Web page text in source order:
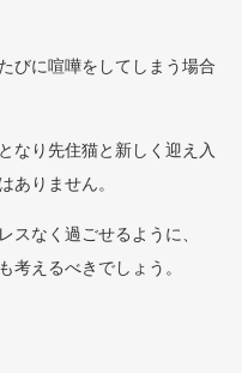
びに喧嘩をしてしまう場合
なり先住猫と新しく迎え入
ありません。
スなく過ごせるように、
考えるべきでしょう。